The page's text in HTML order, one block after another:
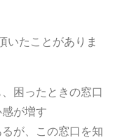
いたことがありま
困ったときの窓口
が増す
が、この窓口を知